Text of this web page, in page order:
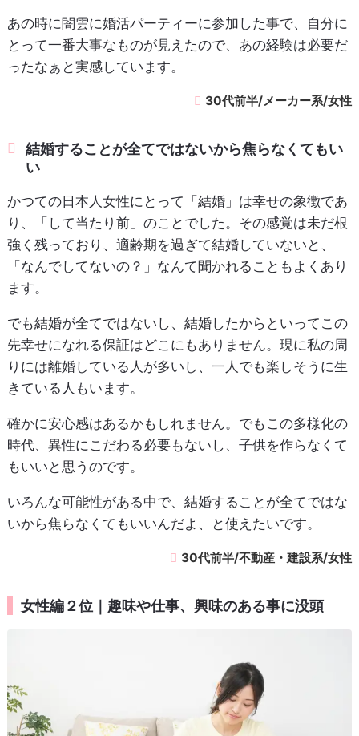
あの時に闇雲に婚活パーティーに参加した事で、自分に
とって一番大事なものが見えたので、あの経験は必要だ
ったなぁと実感しています。
30代前半/メーカー系/女性
結婚することが全てではないから焦らなくてもい
い
かつての日本人女性にとって「結婚」は幸せの象徴であ
り、「して当たり前」のことでした。その感覚は未だ根
強く残っており、適齢期を過ぎて結婚していないと、
「なんでしてないの？」なんて聞かれることもよくあり
ます。
でも結婚が全てではないし、結婚したからといってこの
先幸せになれる保証はどこにもありません。現に私の周
りには離婚している人が多いし、一人でも楽しそうに生
きている人もいます。
確かに安心感はあるかもしれません。でもこの多様化の
時代、異性にこだわる必要もないし、子供を作らなくて
もいいと思うのです。
いろんな可能性がある中で、結婚することが全てではな
いから焦らなくてもいいんだよ、と使えたいです。
30代前半/不動産・建設系/女性
女性編２位｜趣味や仕事、興味のある事に没頭